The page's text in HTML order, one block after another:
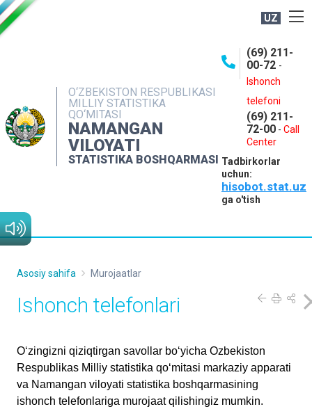
UZ
O‘ZBEKISTON RESPUBLIKASI
MILLIY STATISTIKA
QO‘MITASI
NAMANGAN
VILOYATI
STATISTIKA BOSHQARMASI
(69) 211-
00-72 -
Ishonch
telefoni
(69) 211-
72-00 - Call
Center
Tadbirkorlar
uchun:
hisobot.stat.uz
ga o'tish
NASHRLAR
INTERAKTIV XIZMATLAR
MATBUOT XIZMATI
MUROJAATLAR
Asosiy sahifa Murojaatlar
Ishonch telefonlari
O‘zingizni qiziqtirgаn sаvollаr bo‘yichа Ozbekiston
Respublikas Milliy statistika qo‘mitasi mаrkаziy аppаrаti
vа Namangan viloyati stаtistikа boshqarmasining
ishonch telefonlаrigа murojааt qilishingiz mumkin.